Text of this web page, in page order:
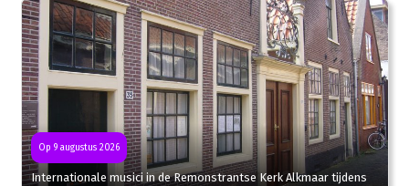
Op 9 augustus 2026
Internationale musici in de Remonstrantse Kerk Alkmaar tijdens